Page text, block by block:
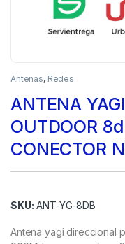
Antenas, Redes
ANTENA
OUTDOOR
CONECTOR
SKU: ANT-YG-8DB
Antena yagi direccional